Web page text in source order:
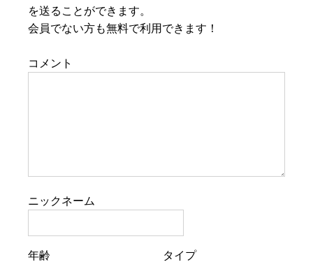
を送ることができます。
会員でない方も無料で利用できます！
コメント
ニックネーム
年齢 タイプ